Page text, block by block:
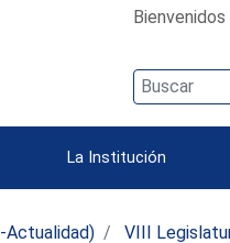
Bienvenidos
La Institución
Actualidad)
VIII